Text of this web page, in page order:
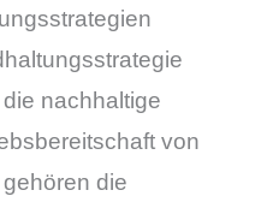
nachhaltige
von
die